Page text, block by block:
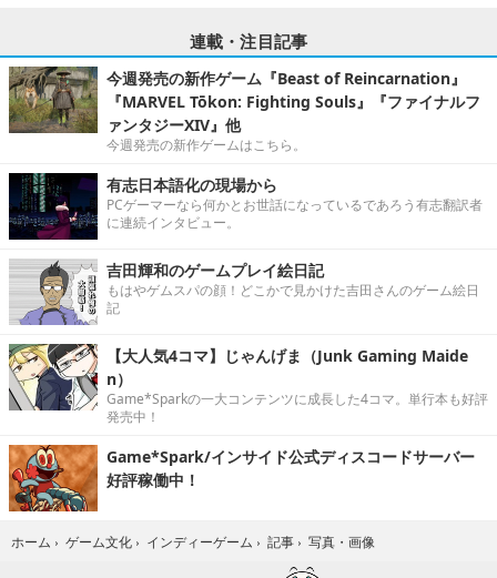
連載・注目記事
今週発売の新作ゲーム『Beast of Reincarnation』
『MARVEL Tōkon: Fighting Souls』『ファイナルフ
ァンタジーXIV』他
今週発売の新作ゲームはこちら。
有志日本語化の現場から
PCゲーマーなら何かとお世話になっているであろう有志翻訳者
に連続インタビュー。
吉田輝和のゲームプレイ絵日記
もはやゲムスパの顔！どこかで見かけた吉田さんのゲーム絵日
記
【大人気4コマ】じゃんげま（Junk Gaming Maide
n）
Game*Sparkの一大コンテンツに成長した4コマ。単行本も好評
発売中！
Game*Spark/インサイド公式ディスコードサーバー
好評稼働中！
ホーム › ゲーム文化 › インディーゲーム › 記事 › 写真・画像